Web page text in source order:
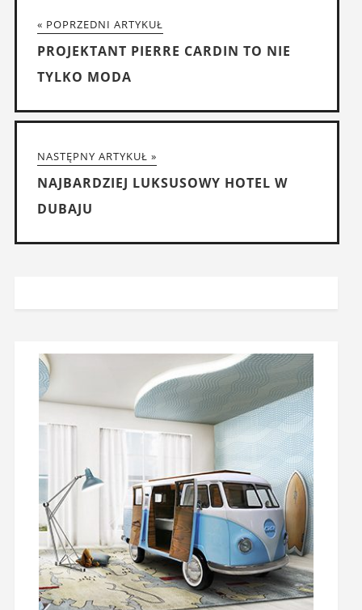
« POPRZEDNI ARTYKUŁ
PROJEKTANT PIERRE CARDIN TO NIE
TYLKO MODA
NASTĘPNY ARTYKUŁ »
NAJBARDZIEJ LUKSUSOWY HOTEL W
DUBAJU